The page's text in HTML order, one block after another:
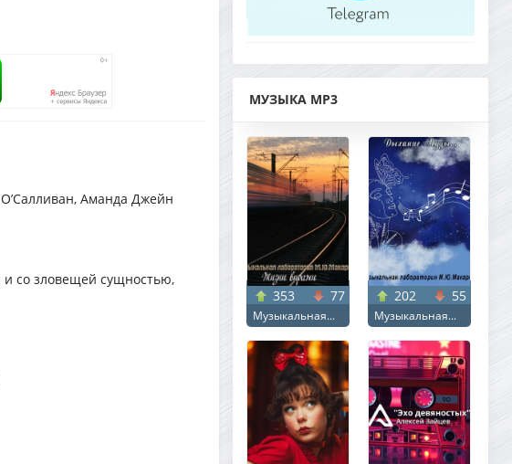
Аманда Джейн
и со зловещей сущностью,
МУЗЫКА MP3
353 77
Музыкальная...
202 55
Музыкальная...